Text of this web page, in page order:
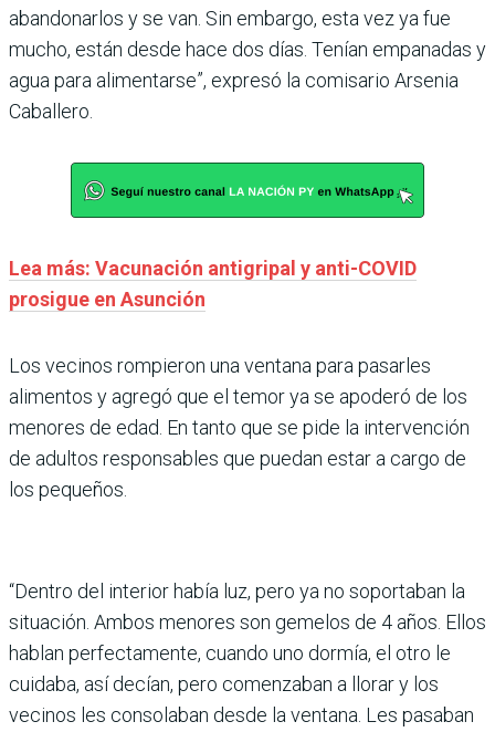
abandonarlos y se van. Sin embargo, esta vez ya fue
mucho, están desde hace dos días. Tenían empanadas y
agua para alimentarse”, expresó la comisario Arsenia
Caballero.
Lea más: Vacunación antigripal y anti-COVID
prosigue en Asunción
Los vecinos rompieron una ventana para pasarles
alimentos y agregó que el temor ya se apoderó de los
menores de edad. En tanto que se pide la intervención
de adultos responsables que puedan estar a cargo de
los pequeños.
“Dentro del interior había luz, pero ya no soportaban la
situación. Ambos menores son gemelos de 4 años. Ellos
hablan perfectamente, cuando uno dormía, el otro le
cuidaba, así decían, pero comenzaban a llorar y los
vecinos les consolaban desde la ventana. Les pasaban